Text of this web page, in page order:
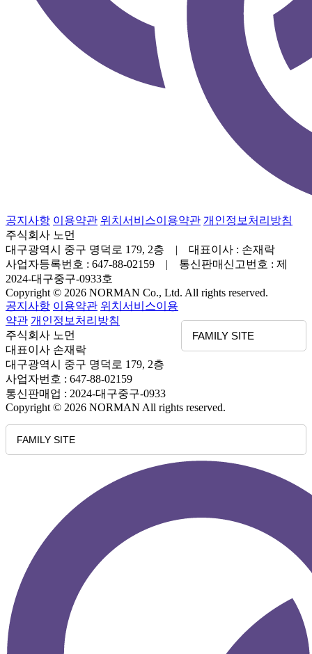
공지사항 이용약관 위치서비스이용약관 개인정보처리방침
주식회사 노먼
대구광역시 중구 명덕로 179, 2층 | 대표이사 : 손재락
사업자등록번호 : 647-88-02159 | 통신판매신고번호 : 제
2024-대구중구-0933호
Copyright © 2026 NORMAN Co., Ltd. All rights reserved.
FAMILY SITE
공지사항 이용약관 위치서비스이용
약관 개인정보처리방침
주식회사 노먼
대표이사 손재락
대구광역시 중구 명덕로 179, 2층
사업자번호 : 647-88-02159
통신판매업 : 2024-대구중구-0933
Copyright © 2026 NORMAN All rights reserved.
FAMILY SITE